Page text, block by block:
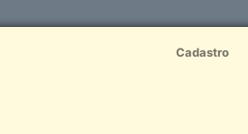
Cadastro